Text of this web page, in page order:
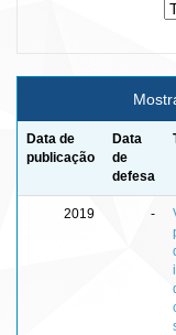
Data de
publicação
Data
de
defesa
2019 -